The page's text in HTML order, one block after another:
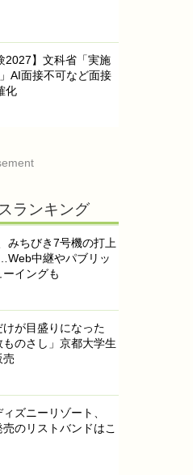
2027】文科省「実施
AI面接不可など面接
化
ランキング
みちびき7号機の打上
中継やパブリッ
ーイングも
けが目盛りになった
ものさし」京都大学生
売
ズニーリゾート、
のリストバンドはこ